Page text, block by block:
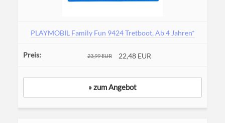
PLAYMOBIL Family Fun 9424 Tretboot, Ab 4 Jahren*
23,99 EUR 22,48 EUR
» zum Angebot